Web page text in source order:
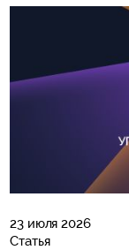
23 июля 2026
Статья